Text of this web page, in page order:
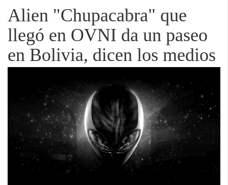
Alien "Chupacabra" que
llegó en OVNI da un paseo
en Bolivia, dicen los medios